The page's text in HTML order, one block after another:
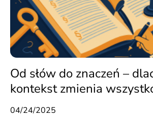
Od słów do znaczeń –
kontekst zmienia
04/24/2025